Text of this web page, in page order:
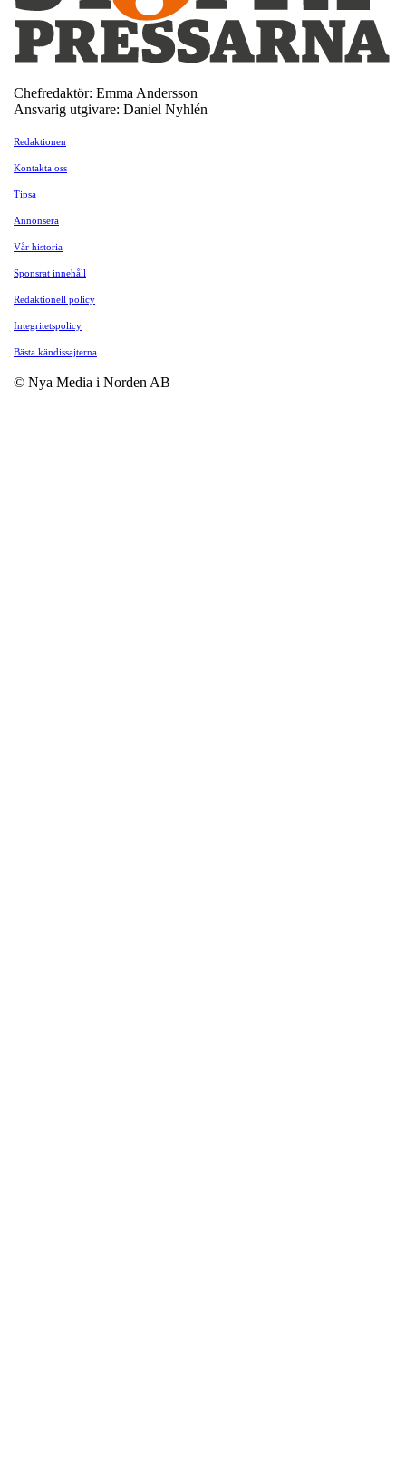
Chefredaktör: Emma Andersson
Ansvarig utgivare: Daniel Nyhlén
Redaktionen
Kontakta oss
Tipsa
Annonsera
Vår historia
Sponsrat innehåll
Redaktionell policy
Integritetspolicy
Bästa kändissajterna
© Nya Media i Norden AB